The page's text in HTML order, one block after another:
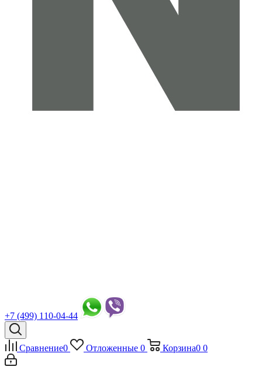
+7 (499) 110-04-44
Сравнение0 Отложенные 0 Корзина0 0